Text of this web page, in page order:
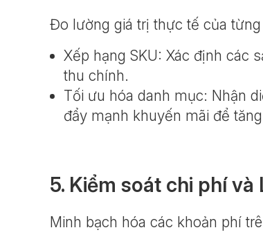
Đo lường giá trị thực tế của
Xếp hạng SKU: Xác định các
thu chính.
Tối ưu hóa danh mục: Nhận
đẩy mạnh khuyến mãi để
5. Kiểm soát chi phí
Minh bạch hóa các khoản phí